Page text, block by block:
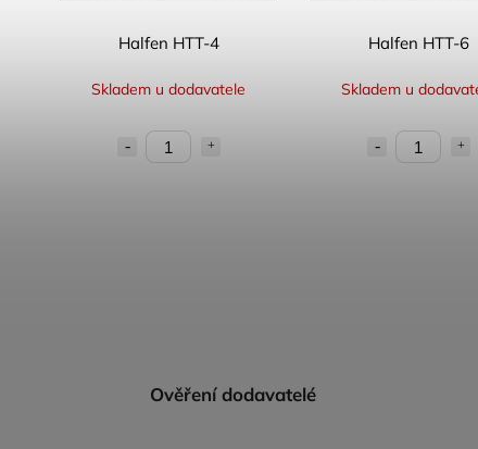
Halfen HTT-4
Skladem u dodavatele
Halfen HTT-6
Skladem u
Ověření dodavatelé